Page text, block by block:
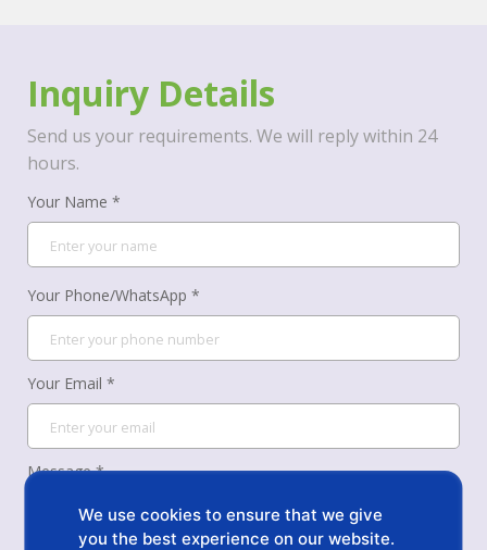
Inquiry Details
Send us your requirements. We will reply within 24
hours.
Your Name *
Your Phone/WhatsApp *
Your Email *
Message *
We use cookies to ensure that we give
you the best experience on our website.